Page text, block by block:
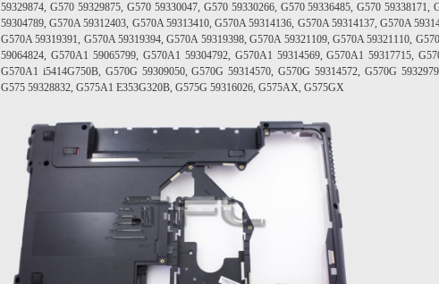
59329874, G570 59329875, G570 59330047, G570 59330266, G570 59336485, G570
59304789, G570A 59312403, G570A 59313410, G570A 59314136, G570A 59314137, G570A
G570A 59319391, G570A 59319394, G570A 59319398, G570A 59321109, G570A 59321110,
59064824, G570A1 59065799, G570A1 59304792, G570A1 59314569, G570A1 59317715,
G570A1 i5414G750B, G570G 59309050, G570G 59314570, G570G 59314572, G570G
G575 59328832, G575A1 E353G320B, G575G 59316026, G575AX, G575GX